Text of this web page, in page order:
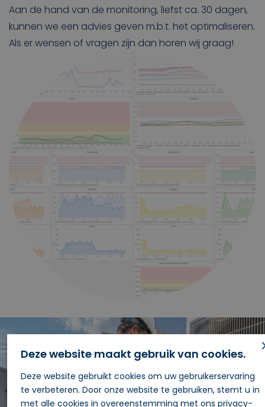
Aan de hand van de monitoring, liefst ca. 30 dagen,
kunnen we een advies geven m.b.t. het optimaliseren.
Als er wensen of vragen zijn dan horen wij graag!
Deze website maakt gebruik van cookies.
Deze website gebruikt cookies om uw gebruikerservaring
te verbeteren. Door onze website te gebruiken, stemt u in
met alle cookies in overeenstemming met ons privacy-